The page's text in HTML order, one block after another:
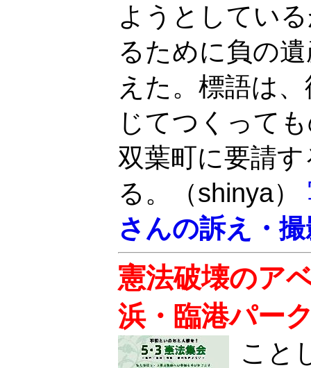
ようとしてい
るために負の
えた。標語は
じてつくって
双葉町に要請
る。（shinya）
さんの訴え・
憲法破壊のア
浜・臨港パー
こと